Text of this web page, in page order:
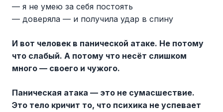
— я не умею за себя постоять
— доверяла — и получила удар в спину
И вот человек в панической атаке. Не потому
что слабый. А потому что несёт слишком
много — своего и чужого.
Паническая атака — это не сумасшествие.
Это тело кричит то, что психика не успевает